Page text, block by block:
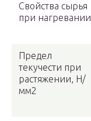
Свойства сырья
при нагревании
Предел
текучести при
растяжении, Н/
мм2